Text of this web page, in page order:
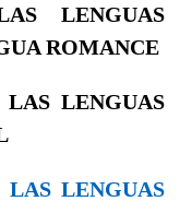
LENGUAS
ROMANCE
LENGUAS
LAS LENGUAS